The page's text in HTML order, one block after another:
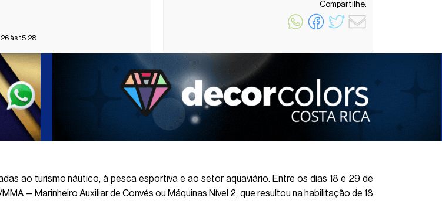
às 15:28
Compartilhe:
ao turismo náutico, à pesca esportiva e ao setor aquaviário. Entre os dias 18 e 29 de
— Marinheiro Auxiliar de Convés ou Máquinas Nível 2, que resultou na habilitação de 18